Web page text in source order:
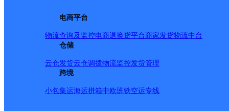
电商平台
物流查询及监控电商退换货平台商家发货物流中台
仓储
云仓发货云仓调拨物流监控发货管理
跨境
小包集运海运拼箱中欧班铁空运专线
湖里海天分部
更多号码地址：福建省厦门市湖里区厦门市湖里区
派送范围:湖里街道
厦门翔安大嶝分部
更多号码地址：福建省厦门市翔安区马镇春江里73